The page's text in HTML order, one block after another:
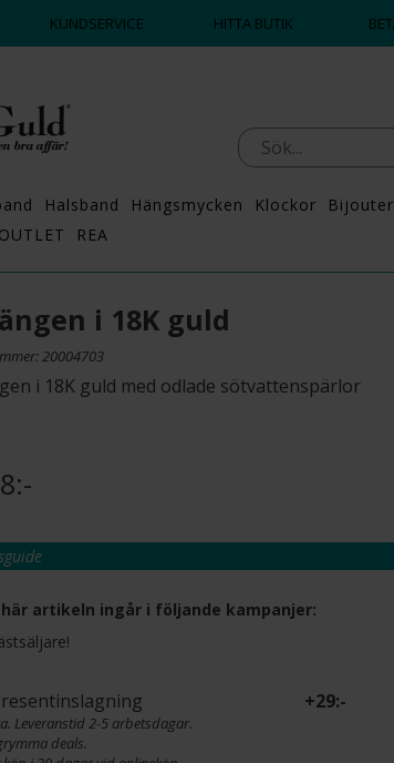
KUNDSERVICE HITTA BUTIK
Halsband Hängsmycken Klockor
OUTLET REA
i 18K guld
20004703
i 18K guld med odlade sötvattenspärlor
här artikeln ingår i följande kampanjer:
+29:-
Leveranstid 2-5 arbetsdagar.
deals.